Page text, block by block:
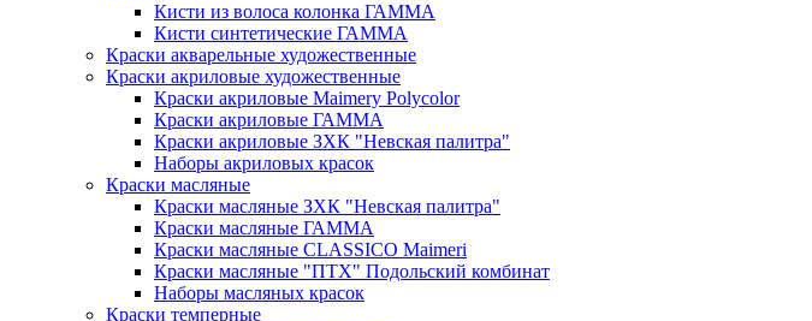
Кисти из волоса колонка ГАММА
Кисти синтетические ГАММА
Краски акварельные художественные
Краски акриловые художественные
Краски акриловые Maimery Polycolor
Краски акриловые ГАММА
Краски акриловые ЗХК "Невская палитра"
Наборы акриловых красок
Краски масляные
Краски масляные ЗХК "Невская палитра"
Краски масляные ГАММА
Краски масляные CLASSICO Maimeri
Краски масляные "ПТХ" Подольский комбинат
Наборы масляных красок
Краски темперные